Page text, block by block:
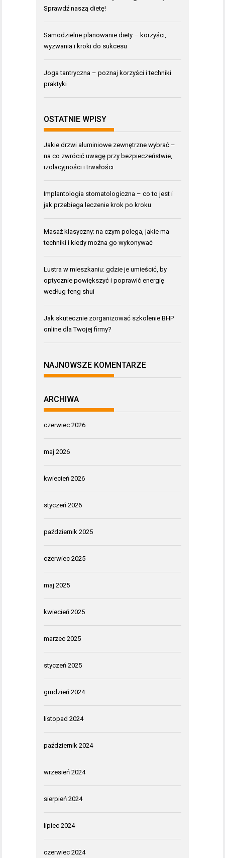
Sprawdź naszą dietę!
Samodzielne planowanie diety – korzyści,
wyzwania i kroki do sukcesu
Joga tantryczna – poznaj korzyści i techniki
praktyki
OSTATNIE WPISY
Jakie drzwi aluminiowe zewnętrzne wybrać –
na co zwrócić uwagę przy bezpieczeństwie,
izolacyjności i trwałości
Implantologia stomatologiczna – co to jest i
jak przebiega leczenie krok po kroku
Masaż klasyczny: na czym polega, jakie ma
techniki i kiedy można go wykonywać
Lustra w mieszkaniu: gdzie je umieścić, by
optycznie powiększyć i poprawić energię
według feng shui
Jak skutecznie zorganizować szkolenie BHP
online dla Twojej firmy?
NAJNOWSZE KOMENTARZE
ARCHIWA
czerwiec 2026
maj 2026
kwiecień 2026
styczeń 2026
październik 2025
czerwiec 2025
maj 2025
kwiecień 2025
marzec 2025
styczeń 2025
grudzień 2024
listopad 2024
październik 2024
wrzesień 2024
sierpień 2024
lipiec 2024
czerwiec 2024